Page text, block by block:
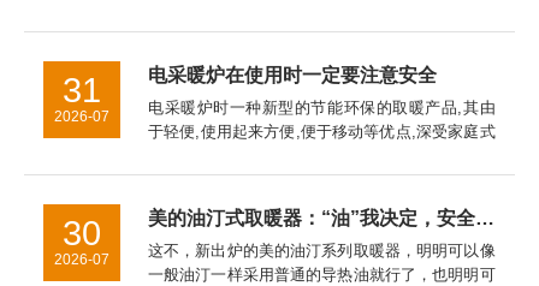
而使室内温度升高。二、冬天家用什么取暖器好
2、热式取暖器3、电热膜取...
电采暖炉在使用时一定要注意安全
电采暖炉时一种新型的节能环保的取暖产品,其由
于轻便,使用起来方便,便于移动等优点,深受家庭式
控制散热,使得环境稳定保持在一个恒定的范围内,
科学,合理技能环保...
31
2026-07
美的油汀式取暖器：“油”我决定，安全给你
这不，新出炉的美的油汀系列取暖器，明明可以像
一般油汀一样采用普通的导热油就行了，也明明可
30
2026-07